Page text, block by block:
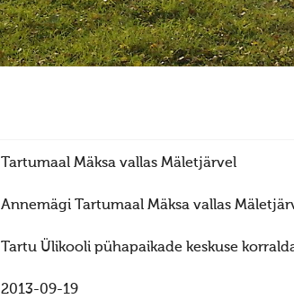
Tartumaal Mäksa vallas Mäletjärvel
Annemägi Tartumaal Mäksa vallas
Tartu Ülikooli pühapaikade keskuse
2013-09-19